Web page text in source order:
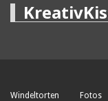
Windeltorten Fotos